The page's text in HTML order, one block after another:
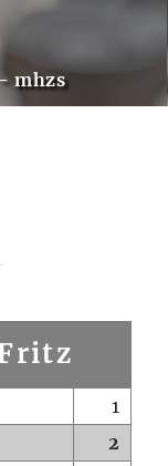
mhzs
1
2